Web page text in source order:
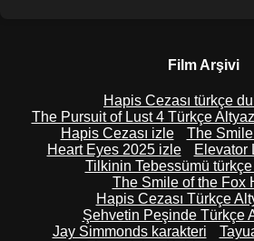
Film Arşivi
Hapis Cezası türkçe
The Pursuit of Lust 4 Türkçe
Hapis Cezası izle
The
Heart Eyes 2025 izle
Elevator
Tilkinin Tebessümü
The Smile of the Fox
Hapis Cezası Türkçe
Şehvetin Peşinde Türkçe
Jay Simmonds karakteri